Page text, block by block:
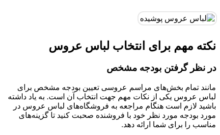
نکته مهم برای انتخاب لباس عروس
در نظر گرفتن بودجه مشخص
مانند تمام بخش‌های مراسم عروسی تعیین بودجه مشخص برای
لباس عروس یکی از نکات مهم جهت انتخاب آن است. به یاد داشته
باشید لازم است هنگام مراجعه به فروشگاه‌های لباس عروس در
مورد بودجه مورد نظر خود با فروشنده صحبت کنید تا گزینه‌های
مناسب را برای شما ارائه دهد.